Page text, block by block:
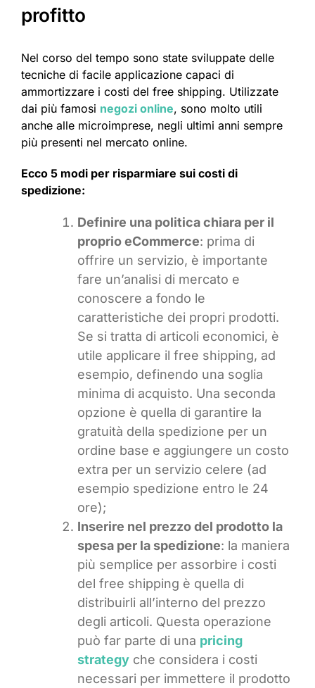
profitto
Nel corso del tempo sono state sviluppate delle
tecniche di facile applicazione capaci di
ammortizzare i costi del free shipping. Utilizzate
dai più famosi negozi online, sono molto utili
anche alle microimprese, negli ultimi anni sempre
più presenti nel mercato online.
Ecco 5 modi per risparmiare sui costi di
spedizione:
Definire una politica chiara per il
proprio eCommerce: prima di
offrire un servizio, è importante
fare un’analisi di mercato e
conoscere a fondo le
caratteristiche dei propri prodotti.
Se si tratta di articoli economici, è
utile applicare il free shipping, ad
esempio, definendo una soglia
minima di acquisto. Una seconda
opzione è quella di garantire la
gratuità della spedizione per un
ordine base e aggiungere un costo
extra per un servizio celere (ad
esempio spedizione entro le 24
ore);
Inserire nel prezzo del prodotto la
spesa per la spedizione: la maniera
più semplice per assorbire i costi
del free shipping è quella di
distribuirli all’interno del prezzo
degli articoli. Questa operazione
può far parte di una pricing
strategy che considera i costi
necessari per immettere il prodotto